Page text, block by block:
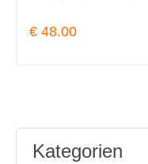
€ 48.00
Kategorien